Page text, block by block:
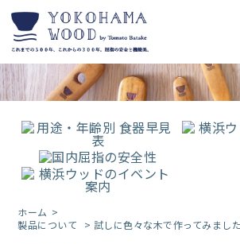
ホーム
製品について
> 試しに色々な木で作ってみまし